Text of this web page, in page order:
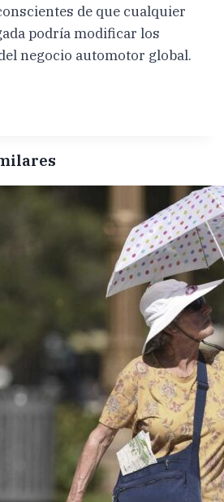
de que cualquier
podría modificar los
negocio automotor global.